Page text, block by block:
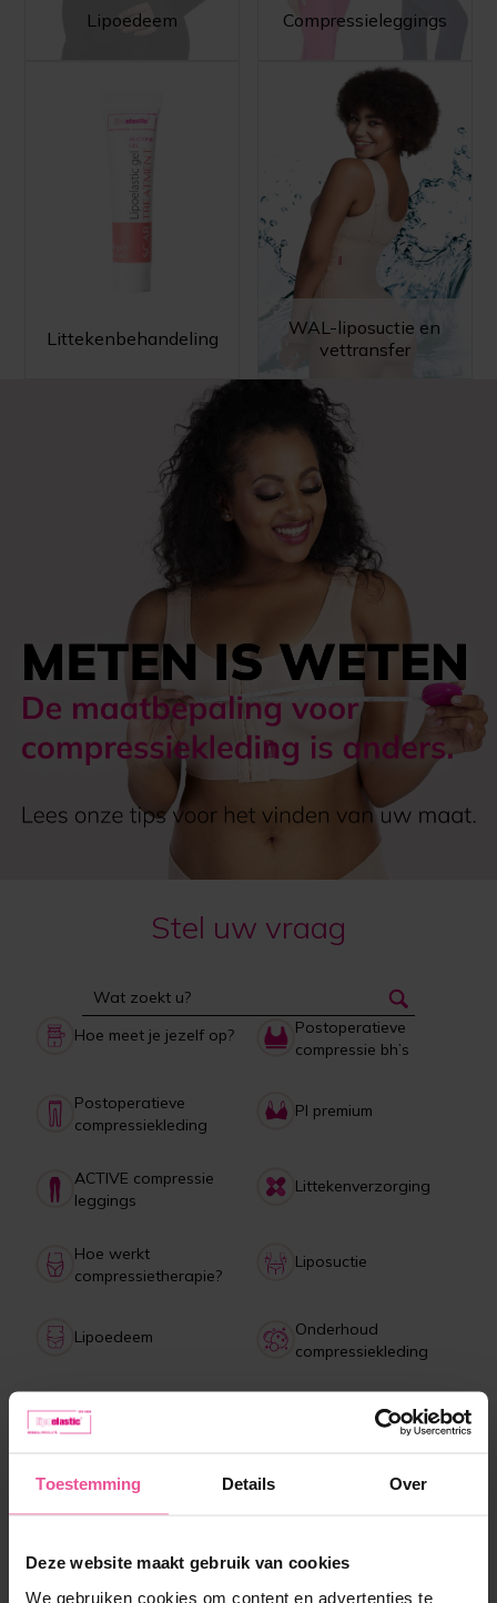
Toestemming Details Over
Deze website maakt gebruik van cookies
We gebruiken cookies om content en advertenties te
Lipoedeem Compressieleggings
Littekenbehandeling
WAL-liposuctie en
vettransfer
Stel uw vraag
Hoe meet je jezelf op?
Postoperatieve
compressie bh’s
Postoperatieve
compressiekleding
PI premium
ACTIVE compressie
leggings
Littekenverzorging
Hoe werkt
compressietherapie?
Liposuctie
Lipoedeem
Onderhoud
compressiekleding
Collagen drank
Betaling, levering,
retourneren, klachten
Meest verkochte producten